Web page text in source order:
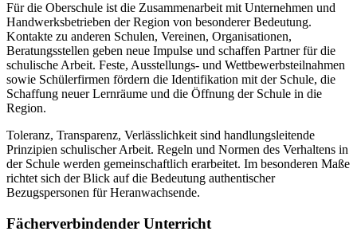
Für die Oberschule ist die Zusammenarbeit mit Unternehmen und
Handwerksbetrieben der Region von besonderer Bedeutung.
Kontakte zu anderen Schulen, Vereinen, Organisationen,
Beratungsstellen geben neue Impulse und schaffen Partner für die
schulische Arbeit. Feste, Ausstellungs- und Wettbewerbsteilnahmen
sowie Schülerfirmen fördern die Identifikation mit der Schule, die
Schaffung neuer Lernräume und die Öffnung der Schule in die
Region.
Toleranz, Transparenz, Verlässlichkeit sind handlungsleitende
Prinzipien schulischer Arbeit. Regeln und Normen des Verhaltens in
der Schule werden gemeinschaftlich erarbeitet. Im besonderen Maße
richtet sich der Blick auf die Bedeutung authentischer
Bezugspersonen für Heranwachsende.
Fächerverbindender Unterricht